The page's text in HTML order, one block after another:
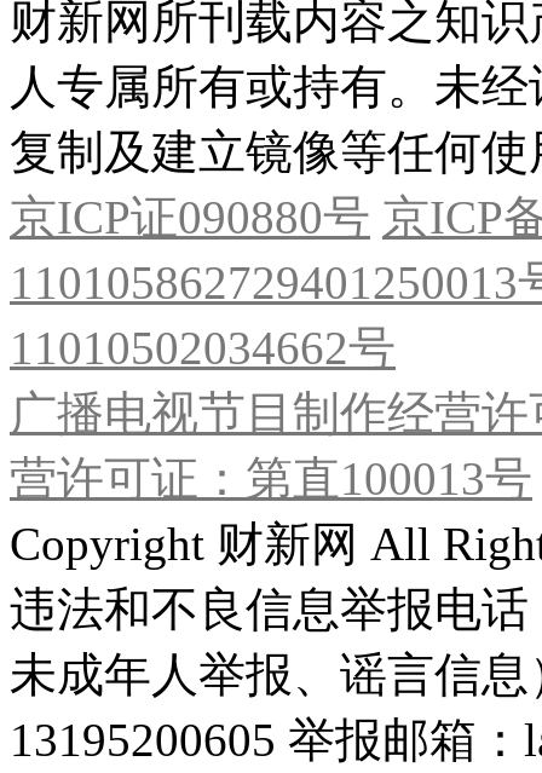
财新网所刊载内容之知
人专属所有或持有。未
复制及建立镜像等任何使
京ICP证090880号 京ICP
11010502034662号
广播电视节目制作经营
营许可证：第直100013号
Copyright 财新网 All
违法和不良信息举报电
未成年人举报、谣言信
13195200605 举报邮箱